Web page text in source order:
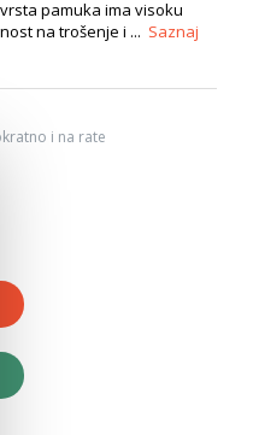
vrsta pamuka ima visoku
na trošenje i ... Saznaj
i na rate